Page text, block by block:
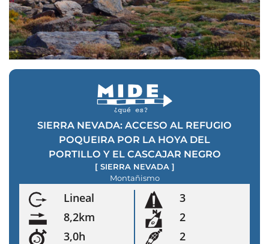
SIERRA NEVADA: ACCESO AL REFUGIO
POQUEIRA POR LA HOYA DEL
PORTILLO Y EL CASCAJAR NEGRO
[ SIERRA NEVADA]
Montañismo
Lineal
8,2km
3,0h
3
2
2